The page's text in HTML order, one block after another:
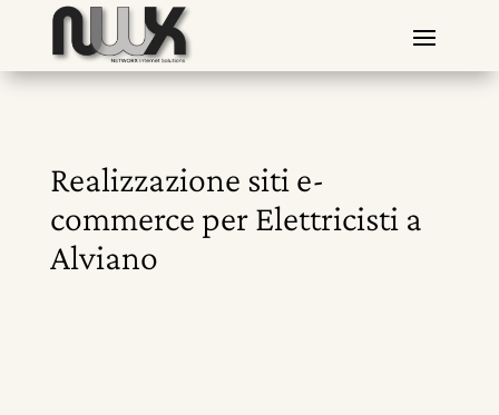
Realizzazione siti e-
commerce per Elettricisti a
Alviano